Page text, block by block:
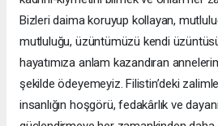
Bizleri daima koruyup kollayan,
mutluluğu, üzüntümüzü kendi üzüntüsü
hayatımıza anlam kazandıran
şekilde ödeyemeyiz. Filistin’deki
insanlığın hoşgörü, fedakârlık ve